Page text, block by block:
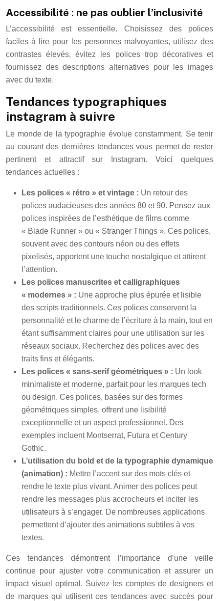
Accessibilité : ne pas oublier l’inclusivité
L’accessibilité est essentielle. Choisissez des polices
faciles à lire pour les personnes malvoyantes, utilisez des
contrastes élevés, évitez les polices trop décoratives et
fournissez des descriptions alternatives pour les images
avec du texte.
Tendances typographiques
instagram à suivre
Le monde de la typographie évolue constamment. Se tenir
au courant des dernières tendances vous permet de rester
pertinent et attractif sur Instagram. Voici quelques
tendances actuelles :
Les polices « rétro » et vintage : Un retour des
polices audacieuses des années 80 et 90. Pensez aux
polices inspirées de l’esthétique de films comme
« Blade Runner » ou « Stranger Things ». Ces polices,
souvent avec des contours néon ou des effets
pixelisés, apportent une touche nostalgique et attirent
l’attention.
Les polices manuscrites et calligraphiques
« modernes » : Une approche plus épurée et lisible
des scripts traditionnels. Ces polices conservent la
personnalité et le charme de l’écriture à la main, tout en
étant suffisamment claires pour une utilisation sur les
réseaux sociaux. Recherchez des polices avec des
traits fins et élégants.
Les polices « sans-serif géométriques » : Un look
minimaliste et moderne, parfait pour les marques tech
ou design. Ces polices, basées sur des formes
géométriques simples, offrent une lisibilité
exceptionnelle et un aspect professionnel. Des
exemples incluent Montserrat, Futura et Century
Gothic.
L’utilisation du bold et de la typographie dynamique
(animation) : Mettre l’accent sur des mots clés et
rendre le texte plus vivant. Animer des polices peut
rendre les messages plus accrocheurs et inciter les
utilisateurs à s’engager. De nombreuses applications
permettent d’ajouter des animations subtiles à vos
textes.
Ces tendances démontrent l’importance d’une veille
continue pour ajuster votre communication et assurer un
impact visuel optimal. Suivez les comptes de designers et
de marques qui utilisent ces tendances avec succès pour